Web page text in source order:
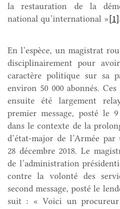
la restauration de la
national qu’international »[1].
En l’espèce, un magistrat
disciplinairement pour
caractère politique sur sa
environ 50 000 abonnés.
ensuite été largement
premier message, posté le
dans le contexte de la
d’état-major de l’Armée
28 décembre 2018. Le
de l’administration
contre la volonté des
second message, posté le
suit : « Voici un